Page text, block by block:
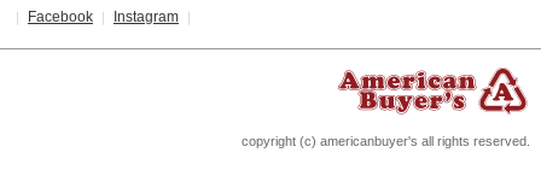
｜ Facebook｜ Instagram｜
copyright (c) americanbuyer's all rights reserved.